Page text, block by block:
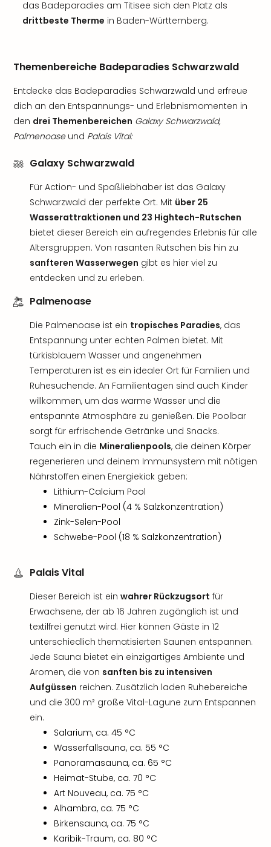
das Badeparadies am Titisee sich den Platz als
drittbeste Therme in Baden-Württemberg.
Themenbereiche Badeparadies Schwarzwald
Entdecke das Badeparadies Schwarzwald und erfreue
dich an den Entspannungs- und Erlebnismomenten in
den drei Themenbereichen Galaxy Schwarzwald,
Palmenoaseund Palais Vital:
Galaxy Schwarzwald
Für Action- und Spaßliebhaber ist das Galaxy
Schwarzwald der perfekte Ort. Mit über 25
Wasserattraktionen und 23 Hightech-Rutschen
bietet dieser Bereich ein aufregendes Erlebnis für alle
Altersgruppen. Von rasanten Rutschen bis hin zu
sanfteren Wasserwegen gibt es hier viel zu
entdecken und zu erleben.
Palmenoase
Die Palmenoase ist ein tropisches Paradies, das
Entspannung unter echten Palmen bietet. Mit
türkisblauem Wasser und angenehmen
Temperaturen ist es ein idealer Ort für Familien und
Ruhesuchende. An Familientagen sind auch Kinder
willkommen, um das warme Wasser und die
entspannte Atmosphäre zu genießen. Die Poolbar
sorgt für erfrischende Getränke und Snacks.
Tauch ein in die Mineralienpools, die deinen Körper
regenerieren und deinem Immunsystem mit nötigen
Nährstoffen einen Energiekick geben:
Lithium-Calcium Pool
Mineralien-Pool (4 % Salzkonzentration)
Zink-Selen-Pool
Schwebe-Pool (18 % Salzkonzentration)
Palais Vital
Dieser Bereich ist ein wahrer Rückzugsort für
Erwachsene, der ab 16 Jahren zugänglich ist und
textilfrei genutzt wird. Hier können Gäste in 12
unterschiedlich thematisierten Saunen entspannen.
Jede Sauna bietet ein einzigartiges Ambiente und
Aromen, die von sanften bis zu intensiven
Aufgüssen reichen. Zusätzlich laden Ruhebereiche
und die 300 m² große Vital-Lagune zum Entspannen
ein.
Salarium, ca. 45 °C
Wasserfallsauna, ca. 55 °C
Panoramasauna, ca. 65 °C
Heimat-Stube, ca. 70 °C
Art Nouveau, ca. 75 °C
Alhambra, ca. 75 °C
Birkensauna, ca. 75 °C
Karibik-Traum, ca. 80 °C